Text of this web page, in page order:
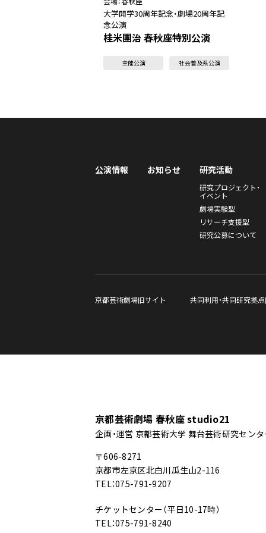
大学開学30周年記念・劇場20周年記
念公演
桂米團治 春秋座特別公演
主催公演 社会普及系公演
公演情報 お知らせ 研究活動
研究プロジェクト・
イベント
劇場実験型
リサーチ支援型
研究公募について
京都芸術劇場旧サイト 共同利用・共同研究拠
京都芸術劇場 春秋座 studio21
企画・運営 京都芸術大学 舞台芸術研究セン
〒606-8271
京都市左京区北白川瓜生山2-116
TEL：075-791-9207
チケットセンター（平日10-17時）
TEL：075-791-8240